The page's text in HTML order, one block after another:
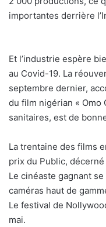
importantes derrière
Et l’industrie espère
au Covid-19. La
septembre dernier,
du film nigérian « Omo
sanitaires, est de
La trentaine des films
prix du Public,
Le cinéaste gagnant
caméras haut de
Le festival de
mai.